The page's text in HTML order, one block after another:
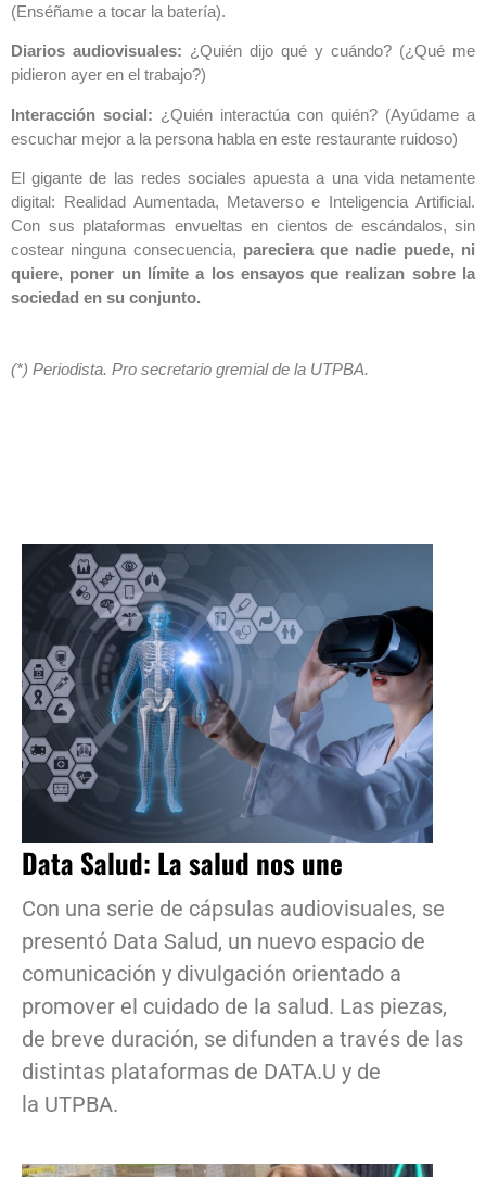
(Enséñame a tocar la batería).
Diarios audiovisuales: ¿Quién dijo qué y cuándo? (¿Qué me
pidieron ayer en el trabajo?)
Interacción social: ¿Quién interactúa con quién? (Ayúdame a
escuchar mejor a la persona habla en este restaurante ruidoso)
El gigante de las redes sociales apuesta a una vida netamente
digital: Realidad Aumentada, Metaverso e Inteligencia Artificial.
Con sus plataformas envueltas en cientos de escándalos, sin
costear ninguna consecuencia, pareciera que nadie puede, ni
quiere, poner un límite a los ensayos que realizan sobre la
sociedad en su conjunto.
(*) Periodista. Pro secretario gremial de la UTPBA.
Data Salud: La salud nos une
Con una serie de cápsulas audiovisuales, se
presentó Data Salud, un nuevo espacio de
comunicación y divulgación orientado a
promover el cuidado de la salud. Las piezas,
de breve duración, se difunden a través de las
distintas plataformas de DATA.U y de
la UTPBA.